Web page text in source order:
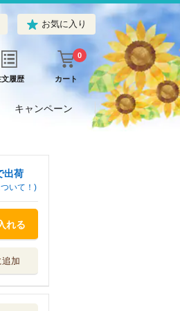
お気に入り
文履歴 カート
0
キャンペーン
出荷
いて！)
れる
加
家は真
嘘を...